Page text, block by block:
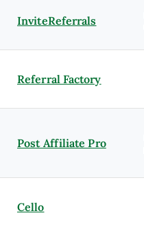
InviteReferrals
Referral Factory
Post Affiliate Pro
Cello